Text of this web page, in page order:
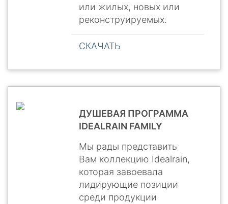
или жилых, новых или
реконструируемых.
СКАЧАТЬ
ДУШЕВАЯ ПРОГРАММА
IDEALRAIN FAMILY
Мы рады представить
Вам коллекцию Idealrain,
которая завоевала
лидирующие позиции
среди продукции